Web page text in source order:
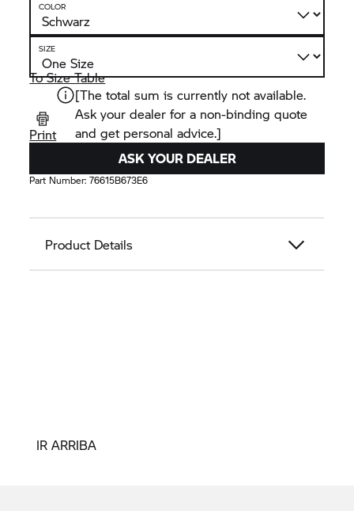
COLOR
SIZE
To Size Table
Print
[The total sum is currently not available.
Ask your dealer for a non-binding quote
and get personal advice.]
ASK YOUR DEALER
Part Number:76615B673E6
Product Details
IR ARRIBA